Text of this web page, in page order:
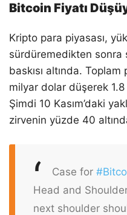
Bitcoin Fiyatı
Kripto para piyasası,
sürdüremedikten sonra
baskısı altında.
milyar dolar düşerek
Şimdi 10 Kasım’daki
zirvenin yüzde 40
Case for
Head and
next shoulder